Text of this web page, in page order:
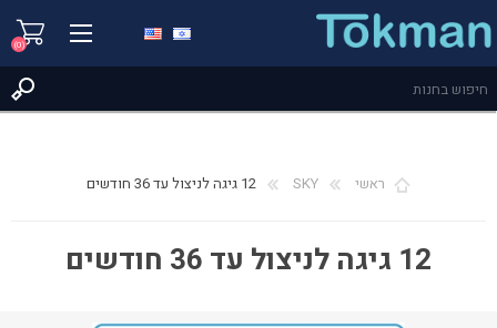
(0)
ראשי SKY 12 גיגה לניצול עד 36 חודשים
12 גיגה לניצול עד 36 חודשים